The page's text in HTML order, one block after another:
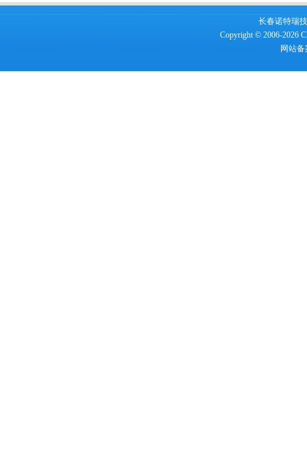
长春诺特瑞
Copyright © 2006-2026
网站